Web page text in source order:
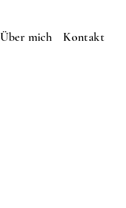
Über mich Kontakt